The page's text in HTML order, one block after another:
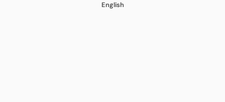
English